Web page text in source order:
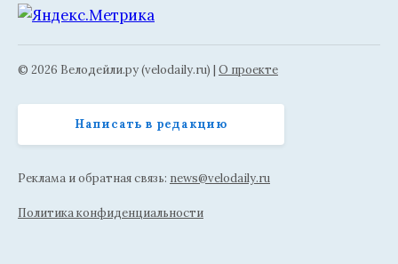
© 2026 Велодейли.ру (velodaily.ru) | О проекте
Написать в редакцию
Реклама и обратная связь: news@velodaily.ru
Политика конфиденциальности